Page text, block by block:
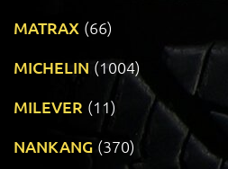
MATRAX (66)
MICHELIN (1004)
MILEVER (11)
NANKANG (370)